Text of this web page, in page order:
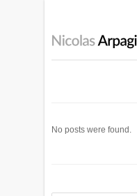
No posts were found.